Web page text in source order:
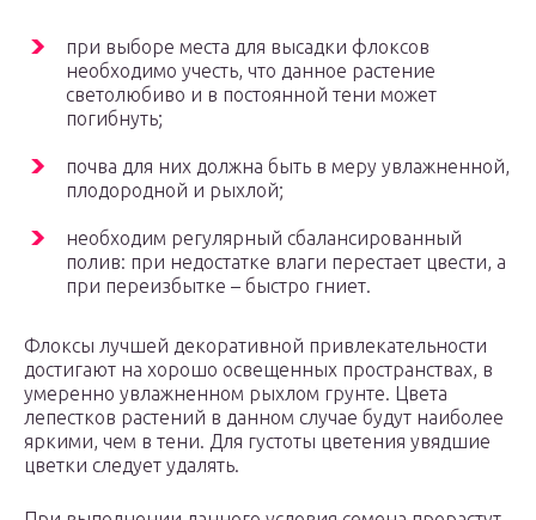
при выборе места для высадки флоксов
необходимо учесть, что данное растение
светолюбиво и в постоянной тени может
погибнуть;
почва для них должна быть в меру увлажненной,
плодородной и рыхлой;
необходим регулярный сбалансированный
полив: при недостатке влаги перестает цвести, а
при переизбытке – быстро гниет.
Флоксы лучшей декоративной привлекательности
достигают на хорошо освещенных пространствах, в
умеренно увлажненном рыхлом грунте. Цвета
лепестков растений в данном случае будут наиболее
яркими, чем в тени. Для густоты цветения увядшие
цветки следует удалять.